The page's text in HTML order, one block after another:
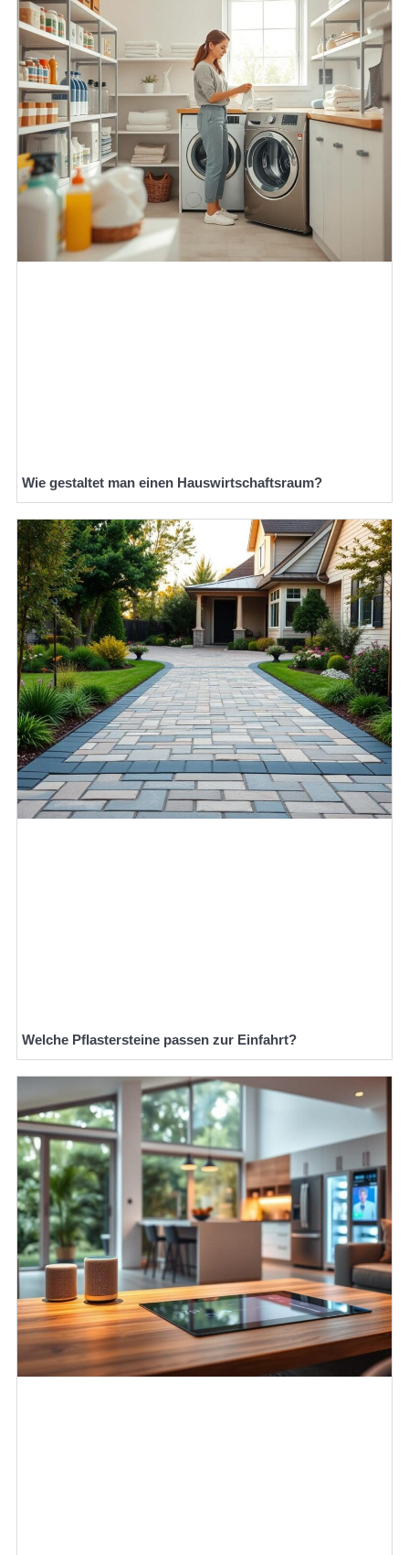
Wie gestaltet man einen Hauswirtschaftsraum?
Welche Pflastersteine passen zur Einfahrt?